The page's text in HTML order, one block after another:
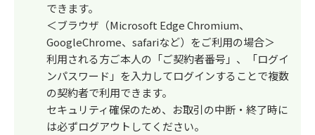
できます。
＜ブラウザ（Microsoft Edge Chromium、
GoogleChrome、safariなど）をご利用の場合＞
利用される方ご本人の「ご契約者番号」、「ログイ
ンパスワード」を入力してログインすることで複数
の契約者で利用できます。
セキュリティ確保のため、お取引の中断・終了時に
は必ずログアウトしてください。